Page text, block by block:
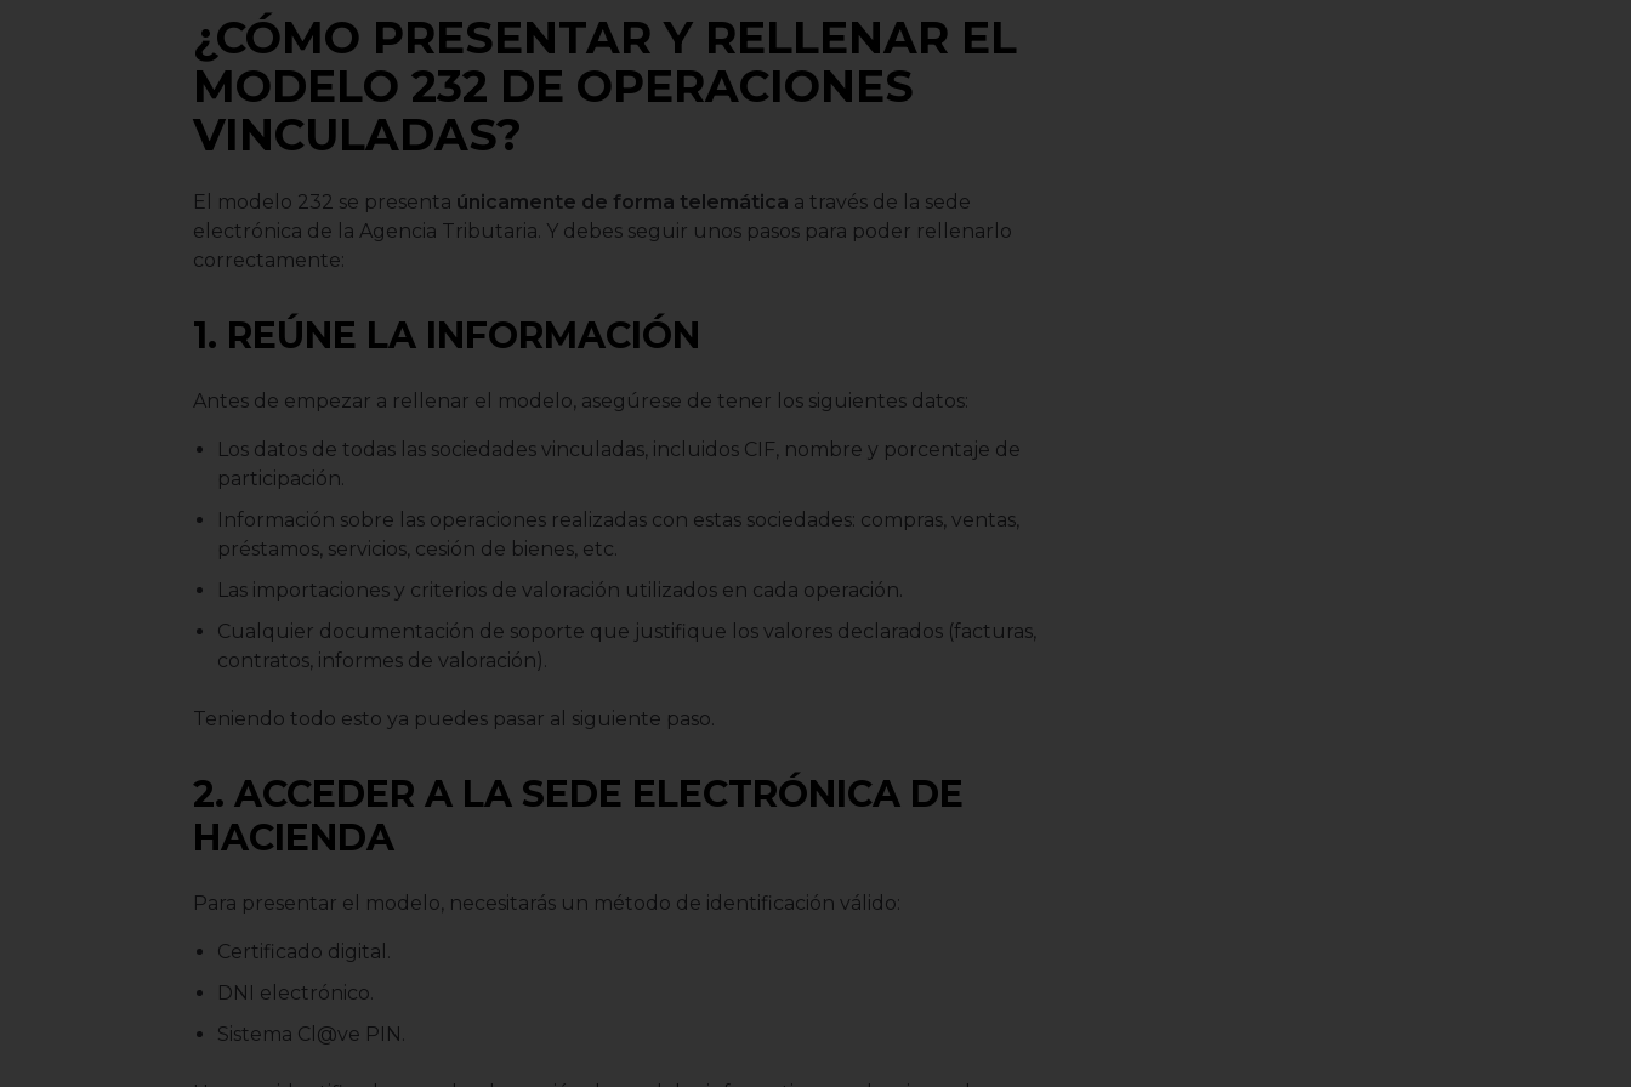
¿CÓMO PRESENTAR Y RELLENAR EL
MODELO 232 DE OPERACIONES
VINCULADAS?
El modelo 232 se presenta únicamente de forma telemática a través de la sede
electrónica de la Agencia Tributaria. Y debes seguir unos pasos para poder rellenarlo
correctamente:
1. REÚNE LA INFORMACIÓN
Antes de empezar a rellenar el modelo, asegúrese de tener los siguientes datos:
Los datos de todas las sociedades vinculadas, incluidos CIF, nombre y porcentaje de
participación.
Información sobre las operaciones realizadas con estas sociedades: compras, ventas,
préstamos, servicios, cesión de bienes, etc.
Las importaciones y criterios de valoración utilizados en cada operación.
Cualquier documentación de soporte que justifique los valores declarados (facturas,
contratos, informes de valoración).
Teniendo todo esto ya puedes pasar al siguiente paso.
2. ACCEDER A LA SEDE ELECTRÓNICA DE
HACIENDA
Para presentar el modelo, necesitarás un método de identificación válido:
Certificado digital.
DNI electrónico.
Sistema Cl@ve PIN.